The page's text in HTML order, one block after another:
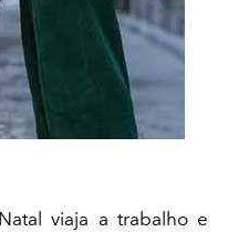
viaja a trabalho e